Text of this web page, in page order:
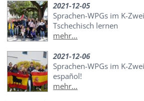
2021-12-05
Sprachen-WPGs im K-
Tschechisch lernen
mehr...
2021-12-06
Sprachen-WPGs im K-
español!
mehr...